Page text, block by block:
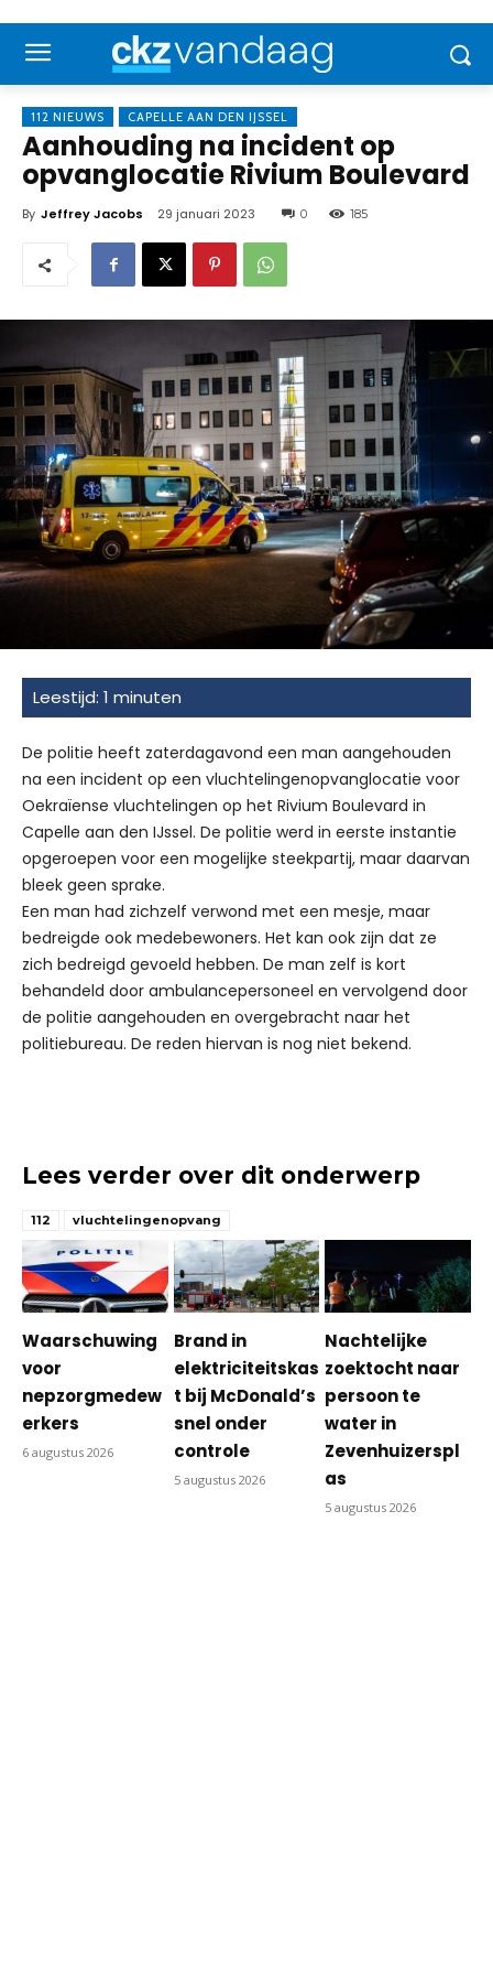
112 NIEUWS CAPELLE AAN DEN IJSSEL
Aanhouding na incident op
opvanglocatie Rivium Boulevard
By Jeffrey Jacobs 29 januari 2023 0 185
De politie heeft zaterdagavond een man aangehouden
na een incident op een vluchtelingenopvanglocatie voor
Oekraïense vluchtelingen op het Rivium Boulevard in
Capelle aan den IJssel. De politie werd in eerste instantie
opgeroepen voor een mogelijke steekpartij, maar daarvan
bleek geen sprake.
Een man had zichzelf verwond met een mesje, maar
bedreigde ook medebewoners. Het kan ook zijn dat ze
zich bedreigd gevoeld hebben. De man zelf is kort
behandeld door ambulancepersoneel en vervolgend door
de politie aangehouden en overgebracht naar het
politiebureau. De reden hiervan is nog niet bekend.
Lees verder over dit onderwerp
112 vluchtelingenopvang
Waarschuwing
voor
nepzorgmedew
erkers
6 augustus 2026
Brand in
elektriciteitskas
t bij McDonald’s
snel onder
controle
5 augustus 2026
Nachtelijke
zoektocht naar
persoon te
water in
Zevenhuizerspl
as
5 augustus 2026